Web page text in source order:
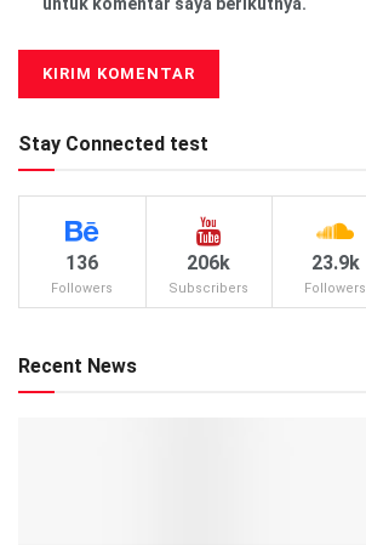
Stay Connected test
136
Followers
206k
Subscribers
23.9k
Followers
Recent News